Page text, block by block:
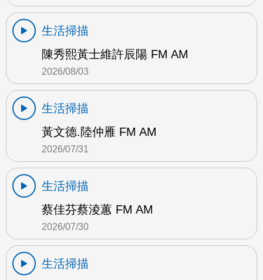
生活掃描
陳秀熙黃士維許辰陽 FM AM
2026/08/03
生活掃描
黃文德.陸仲雁 FM AM
2026/07/31
生活掃描
蔡佳芬蔡淩蕙 FM AM
2026/07/30
生活掃描